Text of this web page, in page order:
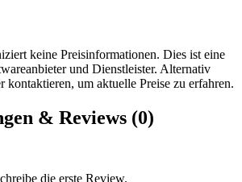
keine Preisinformationen. Dies ist eine
und Dienstleister. Alternativ
kontaktieren, um aktuelle Preise zu erfahren.
& Reviews (0)
die erste Review.